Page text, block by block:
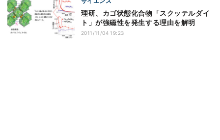
理研、カゴ状態化合物「スクッテルダイ
ト」が強磁性を発生する理由を解明
2011/11/04 19:23